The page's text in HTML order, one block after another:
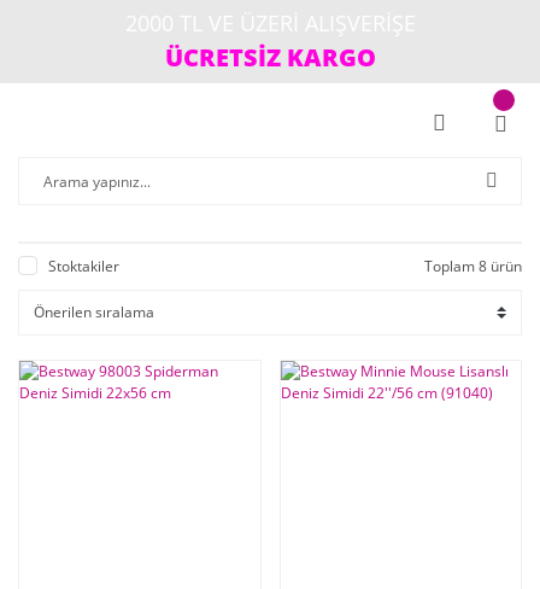
ÜCRETSİZ KARGO
Stoktakiler Toplam 8 ürün